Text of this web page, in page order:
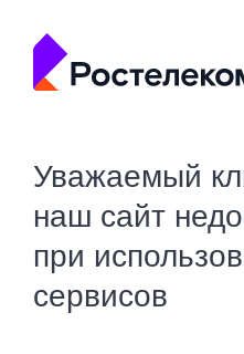
Уважаемый
наш сайт
при
сервисов